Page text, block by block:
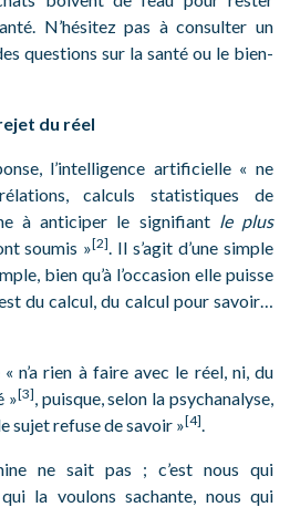
N’hésitez pas à consulter un
questions sur la santé ou le bien-
du réel
l’intelligence artificielle « ne
calculs statistiques de
à anticiper le signifiant le plus
soumis »[2]. Il s’agit d’une simple
bien qu’à l’occasion elle puisse
du calcul, du calcul pour savoir…
n’a rien à faire avec le réel, ni, du
»[3], puisque, selon la psychanalyse,
sujet refuse de savoir »[4].
ne sait pas ; c’est nous qui
qui la voulons sachante, nous qui